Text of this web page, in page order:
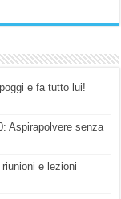
e fa tutto lui!
Aspirapolvere senza
e lezioni